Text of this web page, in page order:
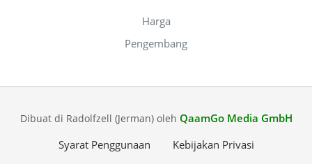
Harga
Pengembang
Dibuat di Radolfzell (Jerman) oleh QaamGo Media GmbH
Syarat Penggunaan
Kebijakan Privasi